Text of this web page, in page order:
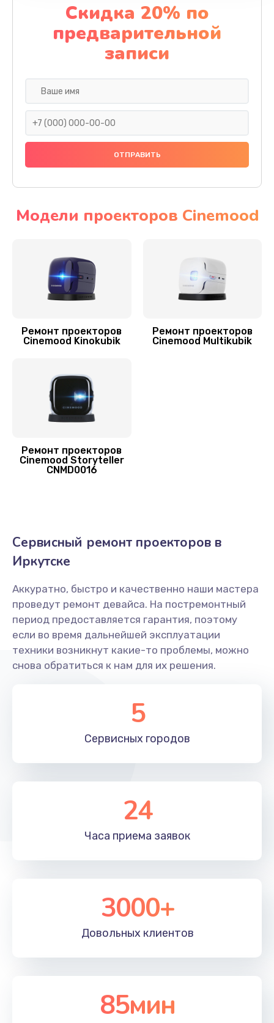
Скидка 20% по
предварительной
записи
Модели проекторов Cinemood
Ремонт проекторов
Cinemood Kinokubik
Ремонт проекторов
Cinemood Multikubik
Ремонт проекторов
Cinemood Storyteller
CNMD0016
Сервисный ремонт проекторов в
Иркутске
Аккуратно, быстро и качественно наши мастера
проведут ремонт девайса. На постремонтный
период предоставляется гарантия, поэтому
если во время дальнейшей эксплуатации
техники возникнут какие-то проблемы, можно
снова обратиться к нам для их решения.
5
Сервисных городов
24
Часа приема заявок
3000+
Довольных клиентов
85мин